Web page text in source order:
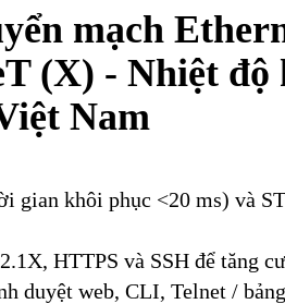
mạch
(X) - Nhiệt
Nam
gian khôi phục <20 ms) và
HTTPS và SSH để tăng
duyệt web, CLI, Telnet /